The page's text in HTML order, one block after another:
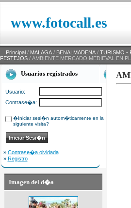
www.fotocall.es
Principal / MALAGA / BENALMADENA / TURISMO -
FESTEJOS / AMBIENTE MERCADO MEDIEVAL EN
Usuarios registrados
Usuario:
Contrase�a:
�Iniciar sesi�n autom�ticamente en la
siguiente visita?
» Contrase�a olvidada
» Registro
Imagen del d�a